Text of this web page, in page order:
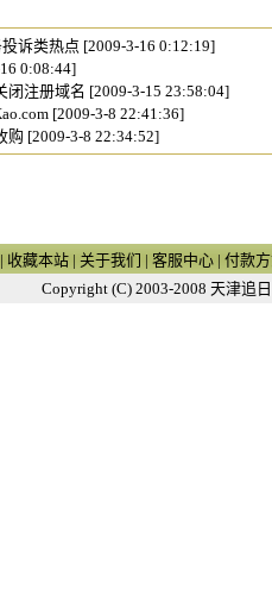
诉类热点 [2009-3-16 0:12:19]
0:08:44]
闭注册域名 [2009-3-15 23:58:04]
[2009-3-8 22:41:36]
购 [2009-3-8 22:34:52]
收藏本站 | 关于我们 | 客服中心 | 付款
Copyright (C) 2003-2008 天津追